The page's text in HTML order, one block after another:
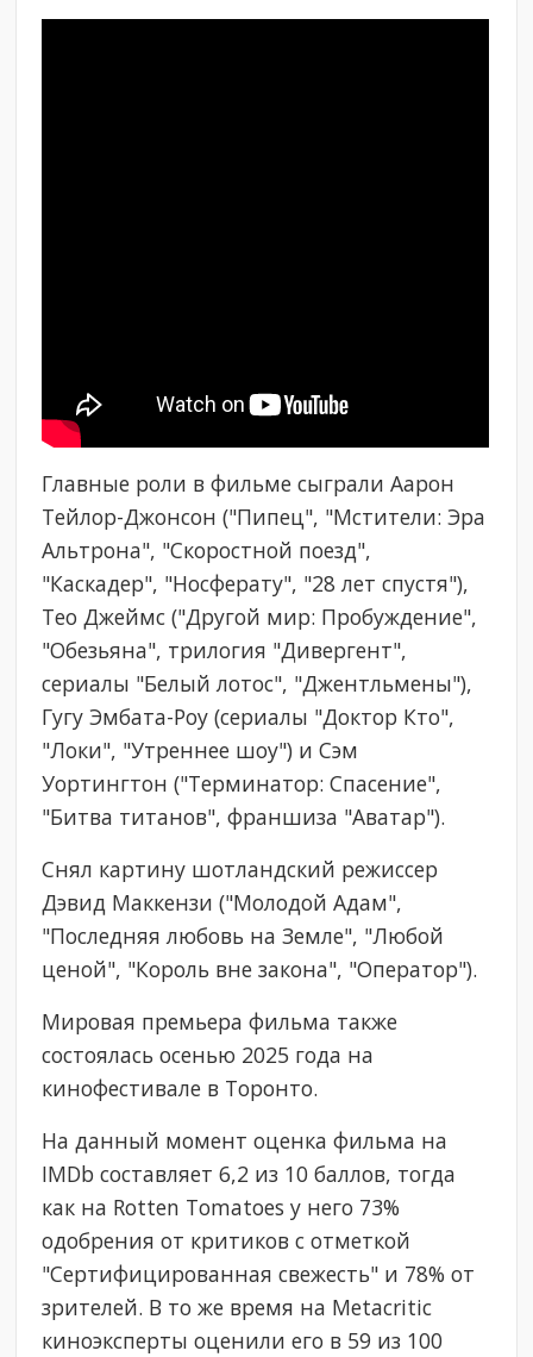
Главные роли в фильме сыграли Аарон
Тейлор-Джонсон ("Пипец", "Мстители: Эра
Альтрона", "Скоростной поезд",
"Каскадер", "Носферату", "28 лет спустя"),
Тео Джеймс ("Другой мир: Пробуждение",
"Обезьяна", трилогия "Дивергент",
сериалы "Белый лотос", "Джентльмены"),
Гугу Эмбата-Роу (сериалы "Доктор Кто",
"Локи", "Утреннее шоу") и Сэм
Уортингтон ("Терминатор: Спасение",
"Битва титанов", франшиза "Аватар").
Снял картину шотландский режиссер
Дэвид Маккензи ("Молодой Адам",
"Последняя любовь на Земле", "Любой
ценой", "Король вне закона", "Оператор").
Мировая премьера фильма также
состоялась осенью 2025 года на
кинофестивале в Торонто.
На данный момент оценка фильма на
IMDb составляет 6,2 из 10 баллов, тогда
как на Rotten Tomatoes у него 73%
одобрения от критиков с отметкой
"Сертифицированная свежесть" и 78% от
зрителей. В то же время на Metacritic
киноэксперты оценили его в 59 из 100